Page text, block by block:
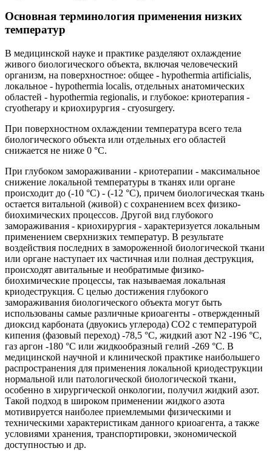
Основная терминология применения низких
температур
В медицинской науке и практике разделяют охлаждение
живого биологического объекта, включая человеческий
организм, на поверхностное: общее - hypothеrmia artificialis,
локальное - hypothermia localis, отдельных анатомических
областей - hypothermia regionalis, и глубокое: криотерапия -
cryotherapy и криохирургия - cryosurgery.
При поверхностном охлаждении температура всего тела
биологического объекта или отдельных его областей
снижается не ниже 0 °C.
При глубоком замораживании - криотерапии - максимальное
снижение локальной температуры в тканях или органе
происходит до (-10 °C) - (-12 °C), причем биологическая ткань
остается витальной (живой) с сохранением всех физико-
биохимических процессов. Другой вид глубокого
замораживания - криохирургия - характеризуется локальным
применением сверхнизких температур. В результате
воздействия последних в замороженной биологической ткани
или органе наступает их частичная или полная деструкция,
происходят авитальные и необратимые физико-
биохимические процессы, так называемая локальная
криодеструкция. С целью достижения глубокого
замораживания биологического объекта могут быть
использованы самые различные криоагенты - отвержденный
диоксид карбоната (двуокись углерода) СО2 с температурой
кипения (фазовый переход) -78,5 °C, жидкий азот N2 -196 °C,
газ аргон -180 °C или жидкообразный гелий -269 °C. В
медицинской научной и клинической практике наибольшего
распространения для применения локальной криодеструкции
нормальной или патологической биологической ткани,
особенно в хирургической онкологии, получил жидкий азот.
Такой подход в широком применении жидкого азота
мотивируется наиболее приемлемыми физическими и
техническими характеристикам данного криоагента, а также
условиями хранения, транспортировки, экономической
доступностью и др.